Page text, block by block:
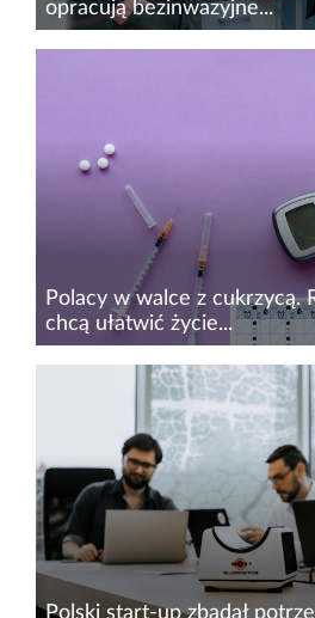
opracują bezinwazyjne...
Wrocławska spółka
leków przez skórę metodą
postaci plastrów, bez...
Polacy w walce z cukrzycą.
chcą ułatwić życie...
Cukrzyca stała się chorobą
oczywiście da się z nią żyć,
życie ułatwić. Ośrodki
koncerny, ale i start-upy
rozwiązaniami, które z...
Polski start-up zbadał